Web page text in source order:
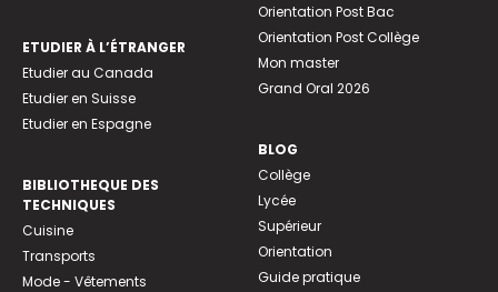
ETUDIER À L’ÉTRANGER
Etudier au Canada
Etudier en Suisse
Etudier en Espagne
BIBLIOTHEQUE DES
TECHNIQUES
Cuisine
Transports
Mode - Vêtements
Orientation Post Bac
Orientation Post Collège
Mon master
Grand Oral 2026
BLOG
Collège
Lycée
Supérieur
Orientation
Guide pratique